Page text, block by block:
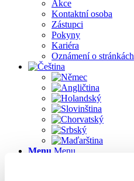
Akce
Kontaktní osoba
Zástupci
Pokyny
Kariéra
Oznámení o stránkách
Menu Menu